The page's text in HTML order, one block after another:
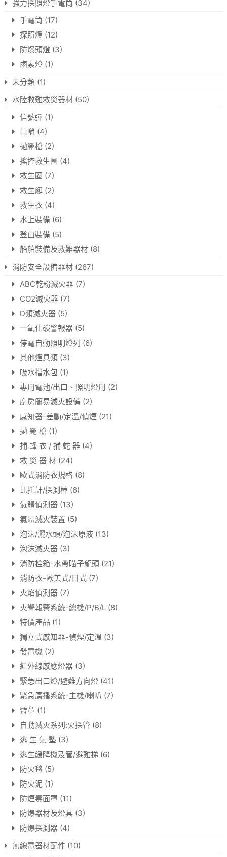
強力探照燈手電筒 (34)
手電筒 (17)
探照燈 (12)
防爆頭燈 (3)
鹵素燈 (1)
未分類 (1)
水陸救難救災器材 (50)
信號彈 (1)
口哨 (4)
拋繩槍 (2)
搖控救生圈 (4)
救生圈 (7)
救生艇 (2)
救生衣 (4)
水上裝備 (6)
登山裝備 (5)
船舶裝備及救難器材 (8)
消防安全設備器材 (267)
ABC乾粉滅火器 (7)
CO2滅火器 (7)
D類滅火器 (5)
一氧化碳警報器 (5)
停電自動照明燈列 (6)
其他燈具類 (3)
吸水擋水包 (1)
專用電池/出口、照明燈用 (2)
廚房簡易滅火設備 (2)
感知器-差動/定溫/偵煙 (21)
拋 繩 槍 (1)
捕 蜂 衣 / 捕 蛇 器 (4)
救 災 器 材 (24)
歐式消防衣規格 (8)
比托計/探測棒 (6)
氣體偵測器 (13)
氣體滅火裝置 (5)
泡沫/灑水頭/泡沫原液 (13)
泡沫滅火器 (3)
消防栓箱-水帶瞄子龍頭 (21)
消防衣-歐美式/日式 (7)
火焰偵測器 (7)
火警報警系統-總機/P/B/L (8)
特價產品 (1)
獨立式感知器-偵煙/定溫 (3)
發電機 (2)
紅外線感應燈器 (3)
緊急出口燈/避難方向燈 (41)
緊急廣播系統-主機/喇叭 (7)
臂章 (1)
自動滅火系列:火探管 (8)
逃 生 氣 墊 (3)
逃生緩降機及管/避難梯 (6)
防火毯 (5)
防火泥 (1)
防煙毒面罩 (11)
防爆器材及燈具 (3)
防爆探測器 (4)
無線電器材配件 (10)